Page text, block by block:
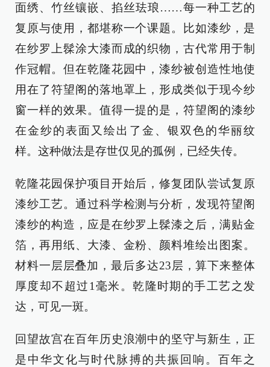
面绣、竹丝镶嵌、掐丝珐琅……每一种工艺的
复原与使用，都堪称一个课题。比如漆纱，是
在纱罗上髹涂大漆而成的织物，古代常用于制
作冠帽。但在乾隆花园中，漆纱被创造性地使
用在了符望阁的落地罩上，形成类似于现今纱
窗一样的效果。值得一提的是，符望阁的漆纱
在金纱的表面又绘出了金、银双色的华丽纹
样。这种做法是存世仅见的孤例，已经失传。
乾隆花园保护项目开始后，修复团队尝试复原
漆纱工艺。通过科学检测与分析，发现符望阁
漆纱的构造，应是在纱罗上髹漆之后，满贴金
箔，再用纸、大漆、金粉、颜料堆绘出图案。
材料一层层叠加，最后多达23层，算下来整体
厚度却不超过1毫米。乾隆时期的手工艺之发
达，可见一斑。
回望故宫在百年历史浪潮中的坚守与新生，正
是中华文化与时代脉搏的共振回响。百年之